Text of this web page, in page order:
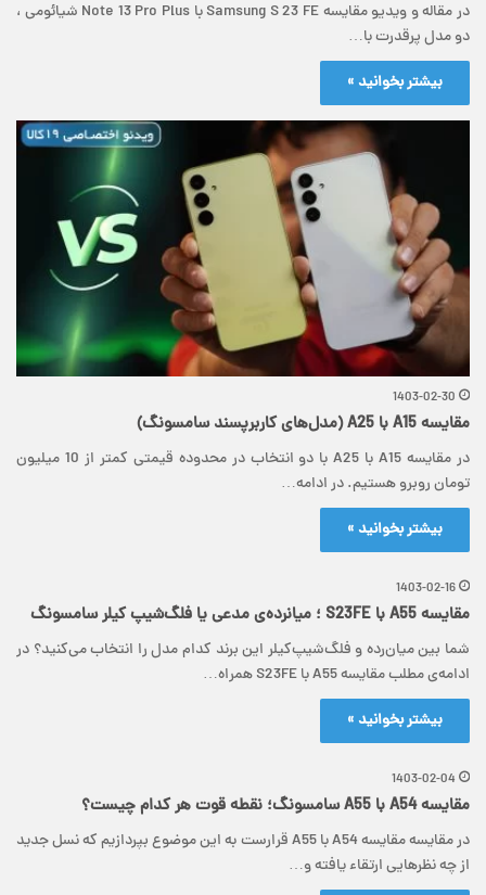
در مقاله و ویدیو مقایسه Samsung S 23 FE با Note 13 Pro Plus شیائومی ،
دو مدل پرقدرت با…
بیشتر بخوانید »
1403-02-30
مقایسه A15 با A25 (مدل‌های کاربرپسند سامسونگ)
در مقایسه A15 با A25 با دو انتخاب در محدوده قیمتی کمتر از 10 میلیون
تومان روبرو هستیم. در ادامه…
بیشتر بخوانید »
1403-02-16
مقایسه A55 با S23FE ؛ میانرده‌ی مدعی یا فلگ‌شیپ کیلر سامسونگ
شما بین میان‌رده و فلگ‌شیپ‌کیلر این برند کدام مدل را انتخاب می‌کنید؟ در
ادامه‌ی مطلب مقایسه A55 با S23FE همراه…
بیشتر بخوانید »
1403-02-04
مقایسه A54 با A55 سامسونگ؛ نقطه قوت هر کدام چیست؟
در مقایسه مقایسه A54 با A55 قرارست به این موضوع بپردازیم که نسل جدید
از چه نظرهایی ارتقاء یافته و…